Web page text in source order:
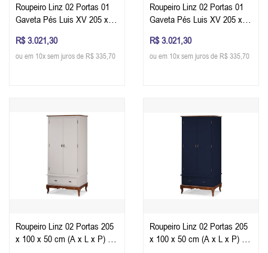
Roupeiro Linz 02 Portas 01
Gaveta Pés Luis XV 205 x
Imbuia Glazer
R$ 3.021,30
ou em 10x sem juros de R$ 335,70
Roupeiro Linz 02 Portas 01
Gaveta Pés Luis XV 205 x
Imbuia Glazer - Branco
R$ 3.021,30
ou em 10x sem juros de R$ 335,70
Roupeiro Linz 02 Portas 205
x 100 x 50 cm (A x L x P) -
Roupeiro Linz 02 Portas 205
x 100 x 50 cm (A x L x P) -